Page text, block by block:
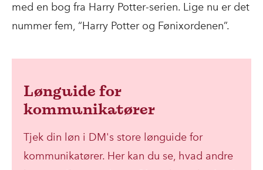
med en bog fra Harry Potter-serien. Lige nu er det
nummer fem, “Harry Potter og Fønixordenen”.
Lønguide for
kommunikatører
Tjek din løn i DM's store lønguide for
kommunikatører. Her kan du se, hvad andre